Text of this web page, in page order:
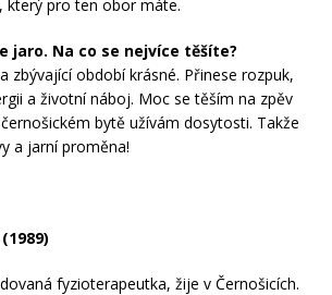
pro ten obor máte.
jaro. Na co se nejvíce těšíte?
zbývající období krásné. Přinese rozpuk,
a životní náboj. Moc se těším na zpěv
bytě užívám dosytosti. Takže
a jarní proměna!
fyzioterapeutka, žije v Černošicích.